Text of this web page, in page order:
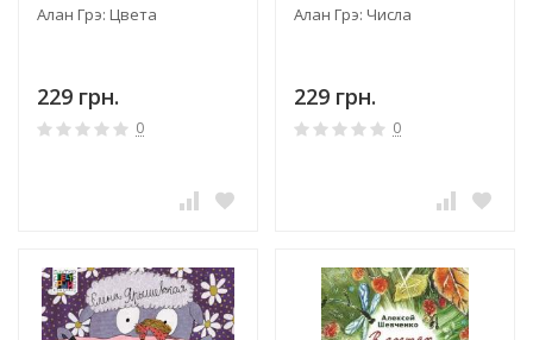
Алан Грэ: Цвета
229 грн.
0
Алан Грэ: Числа
229 грн.
0